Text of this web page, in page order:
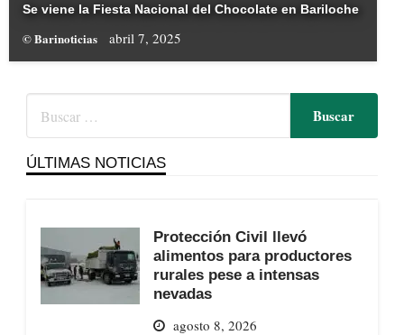
Se viene la Fiesta Nacional del Chocolate en Bariloche
© Barinoticias abril 7, 2025
ÚLTIMAS NOTICIAS
Protección Civil llevó
alimentos para productores
rurales pese a intensas
nevadas
agosto 8, 2026